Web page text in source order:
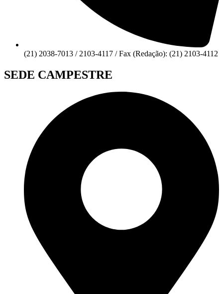
(21) 2038-7013 / 2103-4117 / Fax (Redação): (21) 2103-4112
SEDE CAMPESTRE